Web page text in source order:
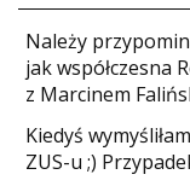
Należy
jak współczesna
z Marcinem
Kiedyś
ZUS-u ;)